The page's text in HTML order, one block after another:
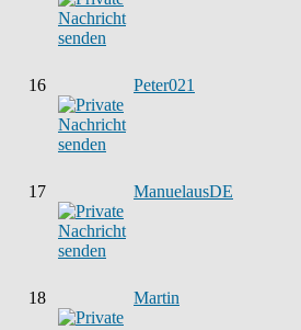
16 Peter021
17 ManuelausDE
18 Martin